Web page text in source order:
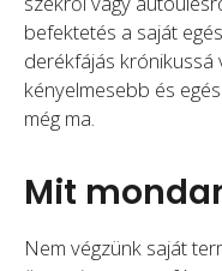
befektetés a saját
derékfájás krónikussá
kényelmesebb és
még ma.
Mit
Nem végzünk saját